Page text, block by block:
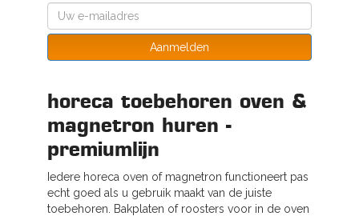
Aanmelden
horeca toebehoren oven &
magnetron huren -
premiumlijn
Iedere horeca oven of magnetron functioneert pas
echt goed als u gebruik maakt van de juiste
toebehoren. Bakplaten of roosters voor in de oven